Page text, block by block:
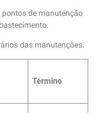
de manutenção
das manutenções.
Término